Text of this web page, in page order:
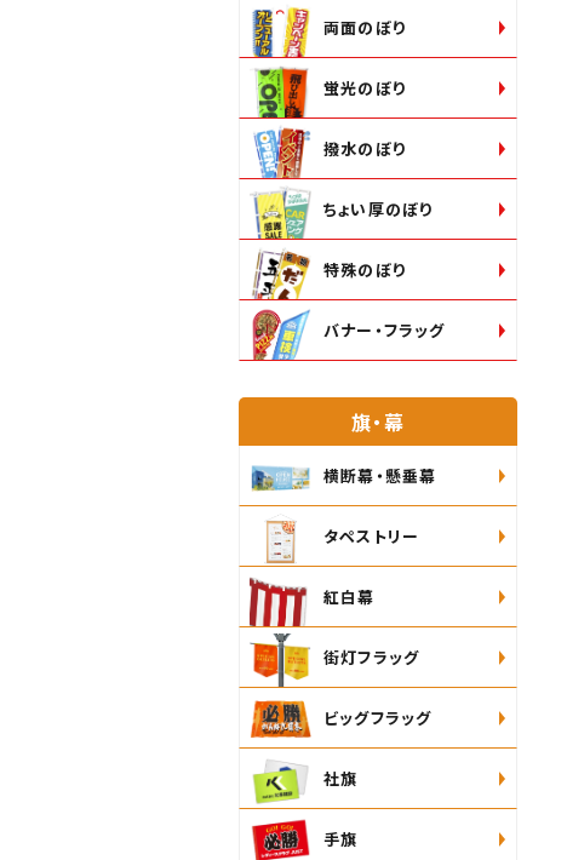
両面のぼり
蛍光のぼり
撥水のぼり
ちょい厚のぼり
特殊のぼり
バナー・フラッグ
旗・幕
横断幕・懸垂幕
タペストリー
紅白幕
街灯フラッグ
ビッグフラッグ
社旗
手旗